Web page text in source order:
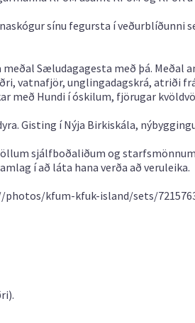
sínu fegursta í veðurblíðunni
Sæludagagesta með þá. Meðal
vatnafjör, unglingadagskrá, atriði frá
Hundi í óskilum, fjörugar
Gisting í Nýja Birkiskála,
sjálfboðaliðum og
í að láta hana verða að veruleika.
kfum-kfuk-island/sets/